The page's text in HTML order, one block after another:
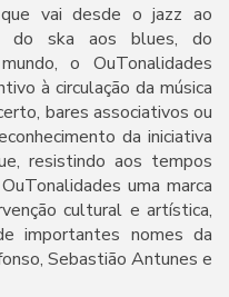
vai desde o jazz ao
do ska aos blues, do
o OuTonalidades
à circulação da música
bares associativos ou
da iniciativa
resistindo aos tempos
uma marca
cultural e artística,
importantes nomes da
Sebastião Antunes e